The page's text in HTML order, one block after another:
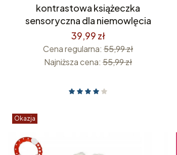
kontrastowa książeczka
sensoryczna dla niemowlęcia
39,99 zł
Cena regularna: 55,99 zł
Najniższa cena: 55,99 zł
Okazja